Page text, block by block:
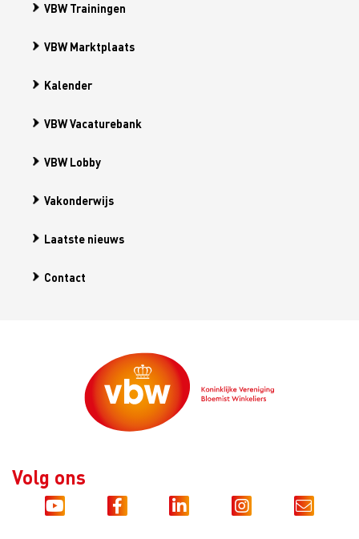
VBW Trainingen
VBW Marktplaats
Kalender
VBW Vacaturebank
VBW Lobby
Vakonderwijs
Laatste nieuws
Contact
Volg ons